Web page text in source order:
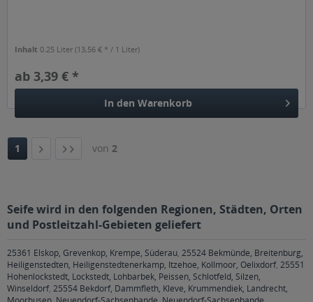
Inhalt0.25 Liter(13,56 € * / 1 Liter)
ab 3,39 € *
In den Warenkorb
1 von 2
Seife wird in den folgenden Regionen, Städten, Orten
und Postleitzahl-Gebieten geliefert
25361 Elskop, Grevenkop, Krempe, Süderau, 25524 Bekmünde, Breitenburg,
Heiligenstedten, Heiligenstedtenerkamp, Itzehoe, Kollmoor, Oelixdorf, 25551
Hohenlockstedt, Lockstedt, Lohbarbek, Peissen, Schlotfeld, Silzen,
Winseldorf, 25554 Bekdorf, Dammfleth, Kleve, Krummendiek, Landrecht,